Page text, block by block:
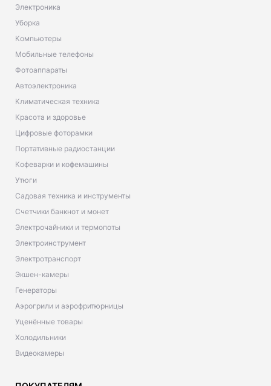
Электроника
Уборка
Компьютеры
Мобильные телефоны
Фотоаппараты
Автоэлектроника
Климатическая техника
Красота и здоровье
Цифровые фоторамки
Портативные радиостанции
Кофеварки и кофемашины
Утюги
Садовая техника и инструменты
Счетчики банкнот и монет
Электрочайники и термопоты
Электроинструмент
Электротранспорт
Экшен-камеры
Генераторы
Аэрогрили и аэрофритюрницы
Уценённые товары
Холодильники
Видеокамеры